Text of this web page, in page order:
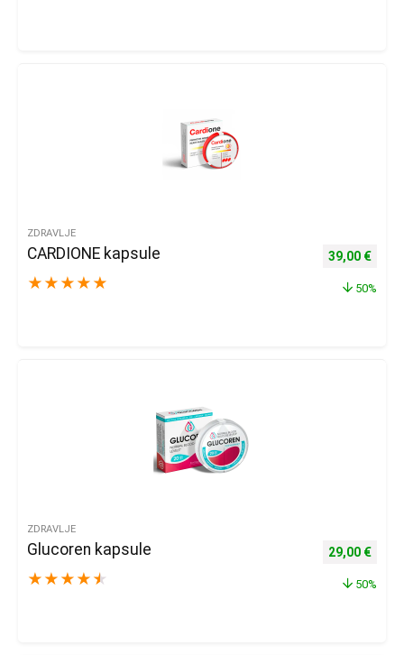
ZDRAVLJE
CARDIONE kapsule
★ ★ ★ ★ ★
Izvorna
39,00 €
50%
ZDRAVLJE
Glucoren kapsule
★ ★ ★ ★ ★
Izvorna
29,00 €
50%